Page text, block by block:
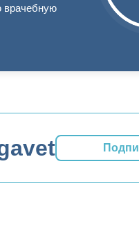
врачебную